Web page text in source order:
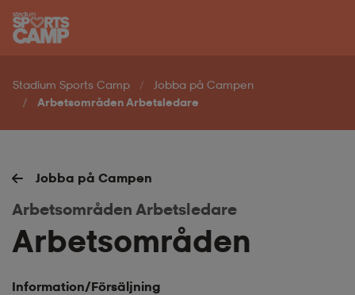
Hoppa till innehåll på sidan
Stadium Sports Camp
Jobba på Campen
Arbetsområden Arbetsledare
Jobba på Campen
Arbetsområden Arbetsledare
Arbetsområden
Information/Försäljning